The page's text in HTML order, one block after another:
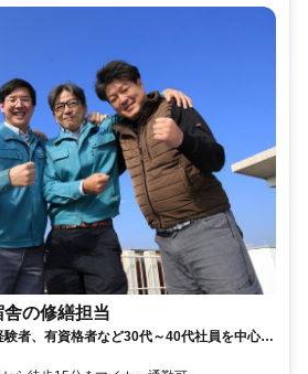
の修繕担当
者、有資格者など30代～40代社員を中心と